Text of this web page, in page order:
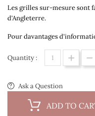
Les grilles sur-mesure sont
d'Angleterre.
Pour davantages
Quantity :
Ask a Question
ADD TO